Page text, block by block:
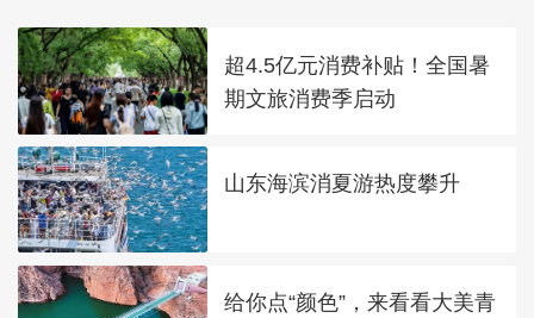
超4.5亿元消费补贴！全国暑
期文旅消费季启动
山东海滨消夏游热度攀升
给你点“颜色”，来看看大美青